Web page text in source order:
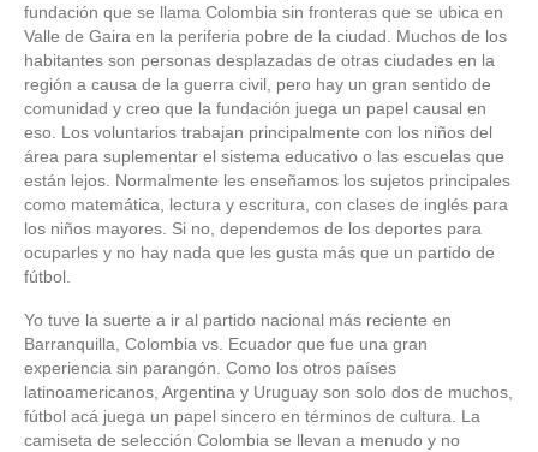
fundación que se llama Colombia sin fronteras que se ubica en
Valle de Gaira en la periferia pobre de la ciudad. Muchos de los
habitantes son personas desplazadas de otras ciudades en la
región a causa de la guerra civil, pero hay un gran sentido de
comunidad y creo que la fundación juega un papel causal en
eso. Los voluntarios trabajan principalmente con los niños del
área para suplementar el sistema educativo o las escuelas que
están lejos. Normalmente les enseñamos los sujetos principales
como matemática, lectura y escritura, con clases de inglés para
los niños mayores. Si no, dependemos de los deportes para
ocuparles y no hay nada que les gusta más que un partido de
fútbol.
Yo tuve la suerte a ir al partido nacional más reciente en
Barranquilla, Colombia vs. Ecuador que fue una gran
experiencia sin parangón. Como los otros países
latinoamericanos, Argentina y Uruguay son solo dos de muchos,
fútbol acá juega un papel sincero en términos de cultura. La
camiseta de selección Colombia se llevan a menudo y no